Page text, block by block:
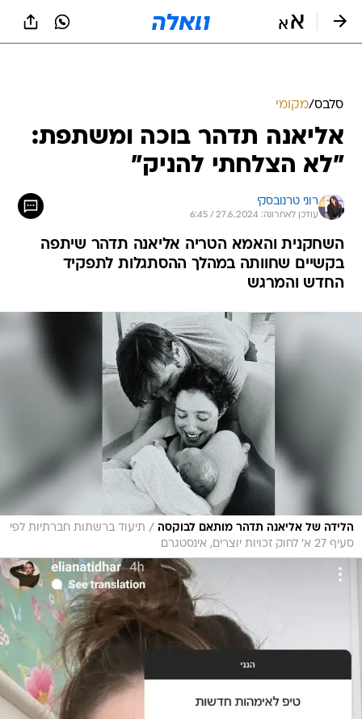
סלבס/מקומי
אליאנה תדהר בוכה ומשתפת:
"לא הצלחתי להניק"
רוני טרנובסקי
עודכן לאחרונה: 27.6.2024 / 6:45
השחקנית והאמא הטריה אליאנה תדהר שיתפה
בקשיים שחוותה במהלך ההסתגלות לתפקיד
החדש והמרגש
הלידה של אליאנה תדהר מותאם לבוקסה / תיעוד ברשתות חברתיות לפי
סעיף 27 א' לחוק זכויות יוצרים, אינסטגרם